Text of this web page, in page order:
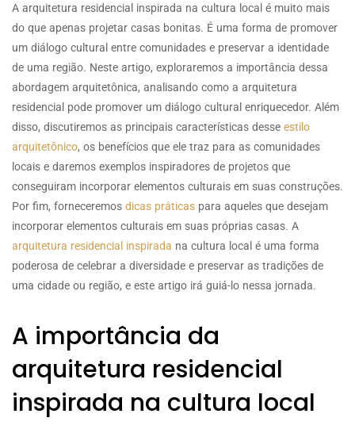
A arquitetura residencial inspirada na cultura local é muito mais
do que apenas projetar casas bonitas. É uma forma de promover
um diálogo cultural entre comunidades e preservar a identidade
de uma região. Neste artigo, exploraremos a importância dessa
abordagem arquitetônica, analisando como a arquitetura
residencial pode promover um diálogo cultural enriquecedor. Além
disso, discutiremos as principais características desse estilo
arquitetônico, os benefícios que ele traz para as comunidades
locais e daremos exemplos inspiradores de projetos que
conseguiram incorporar elementos culturais em suas construções.
Por fim, forneceremos dicas práticas para aqueles que desejam
incorporar elementos culturais em suas próprias casas. A
arquitetura residencial inspirada na cultura local é uma forma
poderosa de celebrar a diversidade e preservar as tradições de
uma cidade ou região, e este artigo irá guiá-lo nessa jornada.
A importância da
arquitetura residencial
inspirada na cultura local